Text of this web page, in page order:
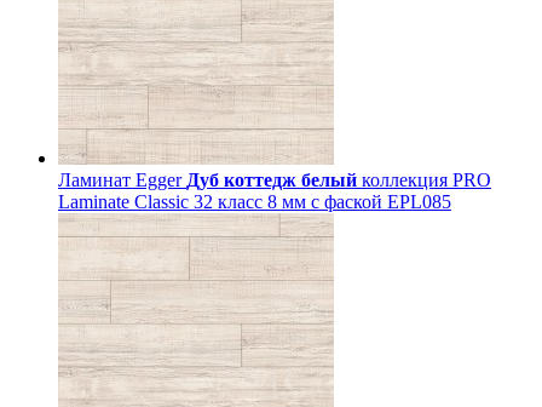
Ламинат Egger Дуб коттедж белый коллекция PRO
Laminate Classic 32 класс 8 мм с фаской EPL085